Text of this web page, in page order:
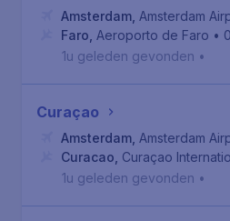
Amsterdam Amsterdam
Faro Aeroporto de Faro •
1u geleden gevonden •
Curaçao
Amsterdam Amsterdam
Curacao Curaçao
1u geleden gevonden •